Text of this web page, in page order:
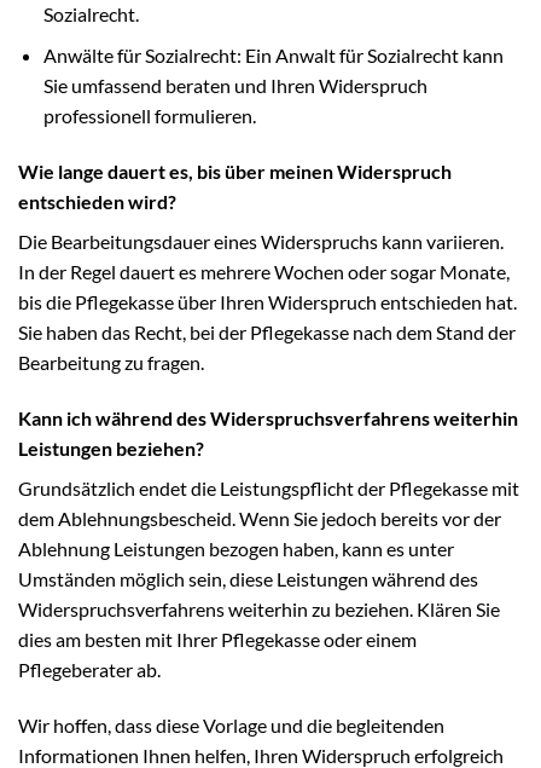
Sozialrecht.
Anwälte für Sozialrecht: Ein Anwalt für Sozialrecht kann
Sie umfassend beraten und Ihren Widerspruch
professionell formulieren.
Wie lange dauert es, bis über meinen Widerspruch
entschieden wird?
Die Bearbeitungsdauer eines Widerspruchs kann variieren.
In der Regel dauert es mehrere Wochen oder sogar Monate,
bis die Pflegekasse über Ihren Widerspruch entschieden hat.
Sie haben das Recht, bei der Pflegekasse nach dem Stand der
Bearbeitung zu fragen.
Kann ich während des Widerspruchsverfahrens weiterhin
Leistungen beziehen?
Grundsätzlich endet die Leistungspflicht der Pflegekasse mit
dem Ablehnungsbescheid. Wenn Sie jedoch bereits vor der
Ablehnung Leistungen bezogen haben, kann es unter
Umständen möglich sein, diese Leistungen während des
Widerspruchsverfahrens weiterhin zu beziehen. Klären Sie
dies am besten mit Ihrer Pflegekasse oder einem
Pflegeberater ab.
Wir hoffen, dass diese Vorlage und die begleitenden
Informationen Ihnen helfen, Ihren Widerspruch erfolgreich